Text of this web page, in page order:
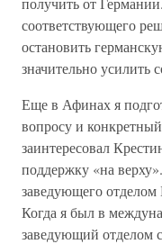
соответствующего
остановить
значительно усилить
Еще в Афинах я
вопросу и
заинтересовал
поддержку «на
заведующего
Когда я был в
заведующий отделом